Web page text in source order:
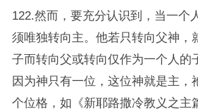
122.然而，要充分认识到，当一个
须唯独转向主。他若只转向父神，
子而转向父或转向仅作为一个人的
因为神只有一位，这位神就是主，
个位格，如《新耶路撒冷教义之主